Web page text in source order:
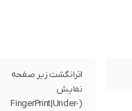
اثرانگشت زیر صفحه
نمایش
(FingerPrint|Under-